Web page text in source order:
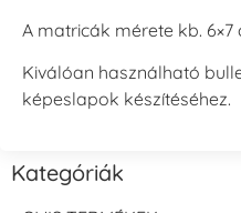
A matricák mérete kb. 6×7
Kiválóan használható
képeslapok készítéséhez.
Kategóriák